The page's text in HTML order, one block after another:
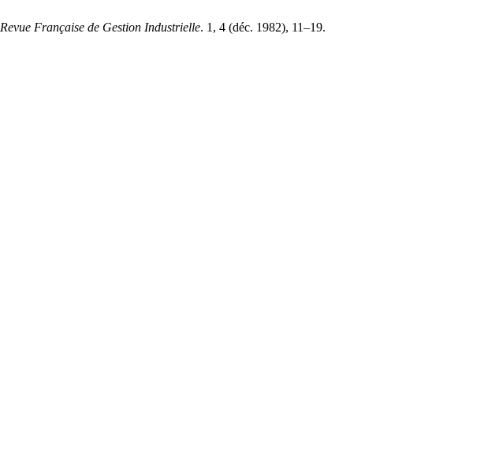
Revue Française de Gestion Industrielle. 1, 4 (déc. 1982), 11–19.